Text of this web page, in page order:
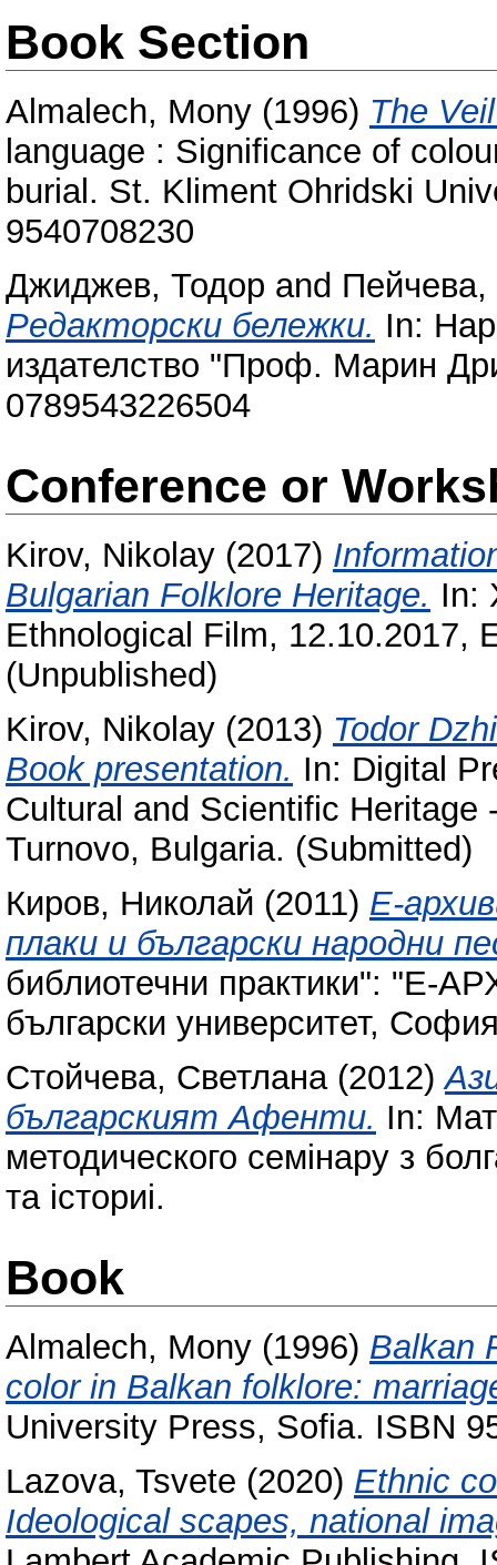
Book Section
Almalech, Mony (1996) The
language : Significance of
burial. St. Kliment Ohridski
9540708230
Джиджев, Тодор and Пейчева,
Редакторски бележки. In:
издателство "Проф. Марин
0789543226504
Conference or
Kirov, Nikolay (2017)
Bulgarian Folklore Heritage. In:
Ethnological Film, 12.10.2017,
(Unpublished)
Kirov, Nikolay (2013) Todor
Book presentation. In: Digital
Cultural and Scientific Heritage
Turnovo, Bulgaria. (Submitted)
Киров, Николай (2011) Е-
плаки и български народни
библиотечни практики": "Е-
български университет,
Стойчева, Светлана(2012)
българският Афенти. In:
методического семiнару з
та iсториi.
Book
Almalech, Mony (1996) Balkan
color in Balkan folklore:
University Press, Sofia. ISBN
Lazova, Tsvete (2020) Ethnic
Ideological scapes, national